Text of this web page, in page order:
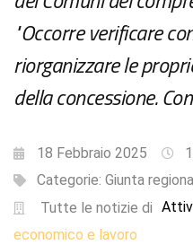
"Occorre verificare
riorganizzare le
della concessione.
18 Febbraio 2025
Categorie: Giunta
Tutte le notizie di
economico e lavoro